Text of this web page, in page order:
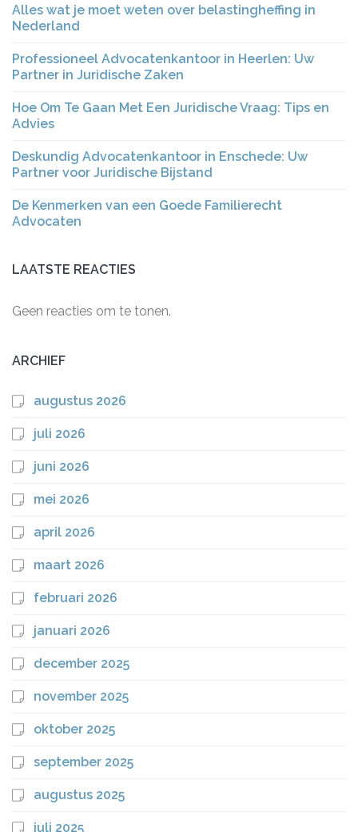
Alles wat je moet weten over belastingheffing in
Nederland
Professioneel Advocatenkantoor in Heerlen: Uw
Partner in Juridische Zaken
Hoe Om Te Gaan Met Een Juridische Vraag: Tips en
Advies
Deskundig Advocatenkantoor in Enschede: Uw
Partner voor Juridische Bijstand
De Kenmerken van een Goede Familierecht
Advocaten
LAATSTE REACTIES
Geen reacties om te tonen.
ARCHIEF
augustus 2026
juli 2026
juni 2026
mei 2026
april 2026
maart 2026
februari 2026
januari 2026
december 2025
november 2025
oktober 2025
september 2025
augustus 2025
juli 2025